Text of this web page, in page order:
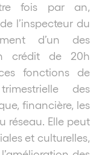
fois par an,
l’inspecteur du
d’un des
crédit de 20h
fonctions de
des
financière, les
réseau. Elle peut
et culturelles,